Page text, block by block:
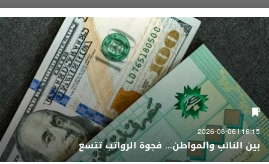
16:15 | 2026-08-06
بين النائب والمواطن... فجوة الرواتب تتسع